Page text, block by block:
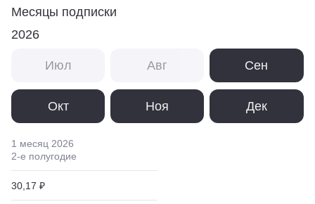
Месяцы подписки
2026
Июл Авг Сен
Окт Ноя Дек
1 месяц 2026
2-е полугодие
30,17 ₽